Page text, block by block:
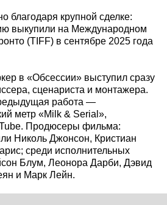
благодаря крупной сделке:
выкупили на Международном
(TIFF) в сентябре 2025 года
в «Обсессии» выступил сразу
сценариста и монтажера.
работа —
метр «Milk & Serial»,
Продюсеры фильма:
Николь Джонсон, Кристиан
среди исполнительных
Блум, Леонора Дарби, Дэвид
и Марк Лейн.